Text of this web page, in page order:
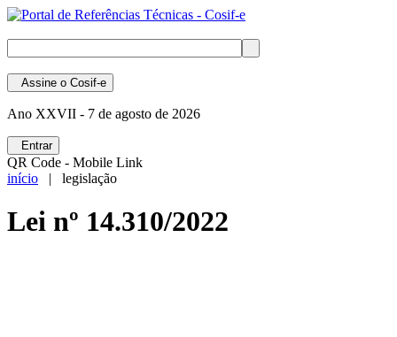
Assine o Cosif-e
Ano XXVII - 7 de agosto de 2026
Entrar
QR Code - Mobile Link
início | legislação
Lei nº 14.310/2022